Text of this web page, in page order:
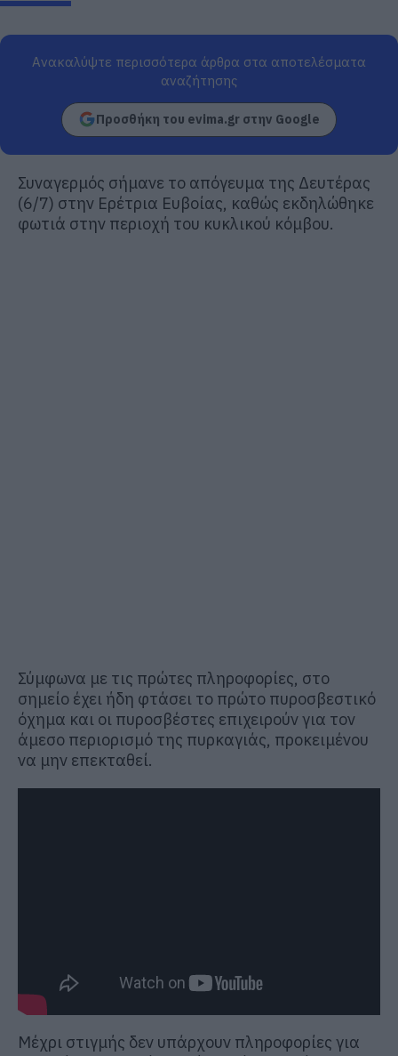
Ανακαλύψτε περισσότερα άρθρα στα αποτελέσματα
αναζήτησης
Προσθήκη του evima.gr στην Google
Συναγερμός σήμανε το απόγευμα της Δευτέρας
(6/7) στην Ερέτρια Ευβοίας, καθώς εκδηλώθηκε
φωτιά στην περιοχή του κυκλικού κόμβου.
Σύμφωνα με τις πρώτες πληροφορίες, στο
σημείο έχει ήδη φτάσει το πρώτο πυροσβεστικό
όχημα και οι πυροσβέστες επιχειρούν για τον
άμεσο περιορισμό της πυρκαγιάς, προκειμένου
να μην επεκταθεί.
Μέχρι στιγμής δεν υπάρχουν πληροφορίες για